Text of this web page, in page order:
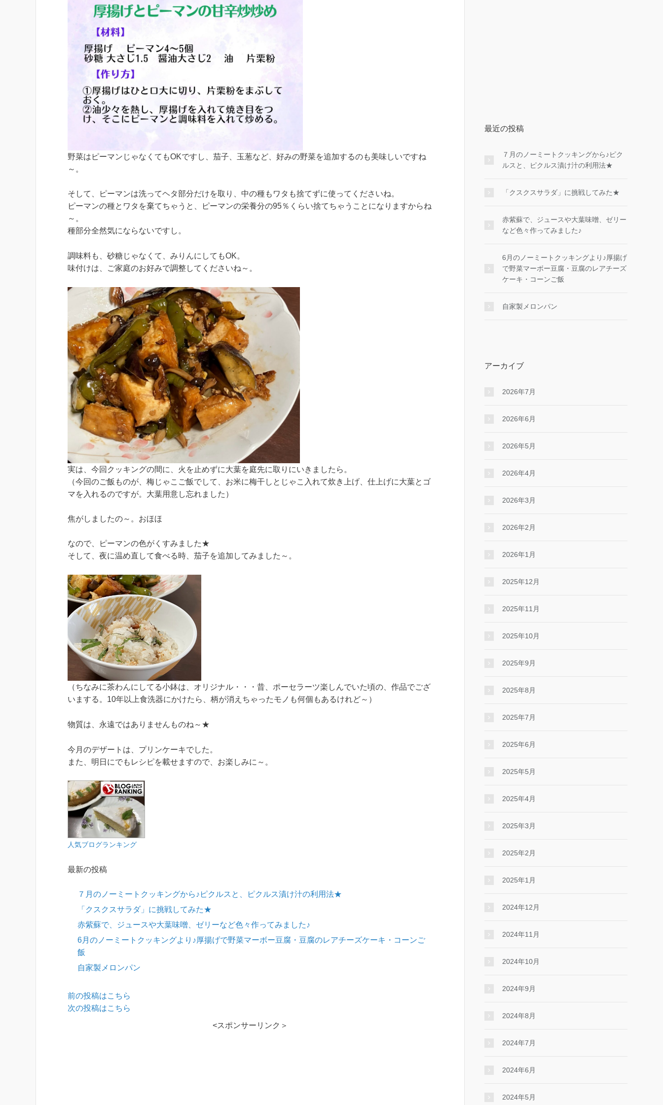
野菜はピーマンじゃなくてもOKですし、茄子、玉葱など、好みの野菜を追加するのも美味しいですね
～。
そして、ピーマンは洗ってヘタ部分だけを取り、中の種もワタも捨てずに使ってくださいね。
ピーマンの種とワタを棄てちゃうと、ピーマンの栄養分の95％くらい捨てちゃうことになりますからね
～。
種部分全然気にならないですし。
調味料も、砂糖じゃなくて、みりんにしてもOK。
味付けは、ご家庭のお好みで調整してくださいね～。
実は、今回クッキングの間に、火を止めずに大葉を庭先に取りにいきましたら。
（今回のご飯ものが、梅じゃこご飯でして、お米に梅干しとじゃこ入れて炊き上げ、仕上げに大葉とゴ
マを入れるのですが。大葉用意し忘れました）
焦がしましたの～。おほほ
なので、ピーマンの色がくすみました★
そして、夜に温め直して食べる時、茄子を追加してみました～。
（ちなみに茶わんにしてる小鉢は、オリジナル・・・昔、ポーセラーツ楽しんでいた頃の、作品でござ
いまする。10年以上食洗器にかけたら、柄が消えちゃったモノも何個もあるけれど～）
物質は、永遠ではありませんものね～★
今月のデザートは、プリンケーキでした。
また、明日にでもレシピを載せますので、お楽しみに～。
人気ブログランキング
最新の投稿
７月のノーミートクッキングから♪ピクルスと、ピクルス漬け汁の利用法★
「クスクスサラダ」に挑戦してみた★
赤紫蘇で、ジュースや大葉味噌、ゼリーなど色々作ってみました♪
6月のノーミートクッキングより♪厚揚げで野菜マーボー豆腐・豆腐のレアチーズケーキ・コーンご
飯
自家製メロンパン
前の投稿はこちら
次の投稿はこちら
<スポンサーリンク＞
最近の投稿
７月のノーミートクッキングから♪ピク
ルスと、ピクルス漬け汁の利用法★
「クスクスサラダ」に挑戦してみた★
赤紫蘇で、ジュースや大葉味噌、ゼリー
など色々作ってみました♪
6月のノーミートクッキングより♪厚揚げ
で野菜マーボー豆腐・豆腐のレアチーズ
ケーキ・コーンご飯
自家製メロンパン
アーカイブ
2026年7月
2026年6月
2026年5月
2026年4月
2026年3月
2026年2月
2026年1月
2025年12月
2025年11月
2025年10月
2025年9月
2025年8月
2025年7月
2025年6月
2025年5月
2025年4月
2025年3月
2025年2月
2025年1月
2024年12月
2024年11月
2024年10月
2024年9月
2024年8月
2024年7月
2024年6月
2024年5月